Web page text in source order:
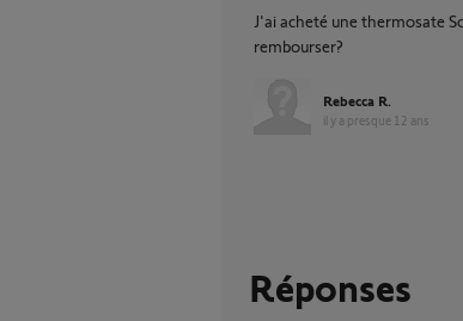
J'ai acheté une thermosate
rembourser?
Rebecca R.
il y a presque 12 ans
Réponses